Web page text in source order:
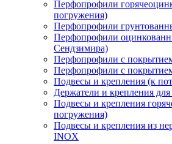
Перфопрофили
погружения)
Перфопрофили
Перфопрофили
Сендзимира)
Перфопрофили с
Перфопрофили с
Подвесы и крепления (к
Держатели и крепления для
Подвесы и крепления
погружения)
Подвесы и крепления из
INOX